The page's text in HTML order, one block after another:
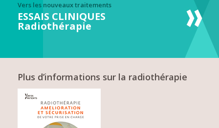
Vers les nouveaux traitements
ESSAIS CLINIQUES
Radiothérapie
Plus d’informations sur la radiothérapie